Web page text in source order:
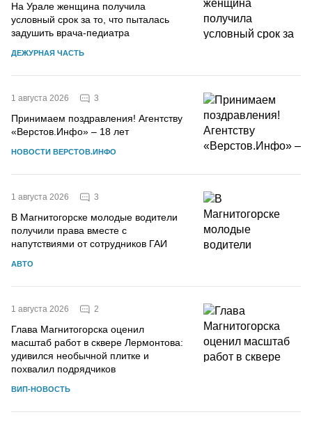
На Урале женщина получила
условный срок за то, что пыталась
задушить врача-педиатра
ДЕЖУРНАЯ ЧАСТЬ
1 августа 2026 3
Принимаем поздравления! Агентству
«Верстов.Инфо» – 18 лет
НОВОСТИ ВЕРСТОВ.ИНФО
1 августа 2026 3
В Магнитогорске молодые водители
получили права вместе с
напутствиями от сотрудников ГАИ
АВТО
1 августа 2026 2
Глава Магнитогорска оценил
масштаб работ в сквере Лермонтова:
удивился необычной плитке и
похвалил подрядчиков
ВИП-НОВОСТЬ